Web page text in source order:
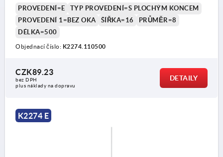
PROVEDENÍ=E
TYP PROVEDENÍ=S PLOCHÝM KONCEM
PROVEDENÍ 1=BEZ OKA
ŠÍŘKA=16
PRŮMĚR=8
DÉLKA=500
Objednací číslo: K2274.110500
CZK89.23
bez DPH
plus náklady na dopravu
DETAILY
K2274 E